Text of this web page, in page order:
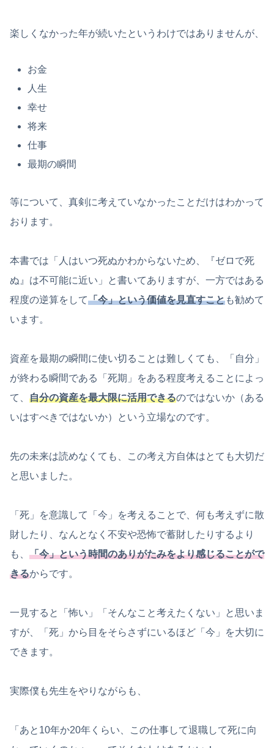
楽しくなかった年が続いたというわけではありませんが、
お金
人生
幸せ
将来
仕事
最期の瞬間
等について、真剣に考えていなかったことだけはわかって
おります。
本書では「人はいつ死ぬかわからないため、『ゼロで死
ぬ』は不可能に近い」と書いてありますが、一方ではある
程度の逆算をして「今」という価値を見直すことも勧めて
います。
資産を最期の瞬間に使い切ることは難しくても、「自分」
が終わる瞬間である「死期」をある程度考えることによっ
て、 自分の資産を最大限に活用できるのではないか（ある
いはすべきではないか）という立場なのです。
先の未来は読めなくても、この考え方自体はとても大切だ
と思いました。
「死」を意識して「今」を考えることで、何も考えずに散
財したり、なんとなく不安や恐怖で蓄財したりするより
も、 「今」という時間のありがたみをより感じることがで
きるからです。
一見すると「怖い」「そんなこと考えたくない」と思いま
すが、「死」から目をそらさずにいるほど「今」を大切に
できます。
実際僕も先生をやりながらも、
「あと10年か20年くらい、この仕事して退職して死に向